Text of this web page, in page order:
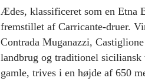
Ædes, klassificeret som en Etna
fremstillet af Carricante-druer.
Contrada Muganazzi,
landbrug og traditionel
gamle, trives i en højde af 650